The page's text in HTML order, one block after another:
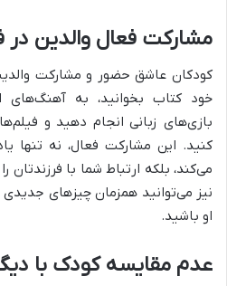
مشارکت فعال والدین در
کودکان عاشق حضور و مشارکت
خود کتاب بخوانید، به
بازی‌های زبانی انجام دهید و
کنید. این مشارکت فعال، نه تنها
می‌کند، بلکه ارتباط شما با
نیز می‌توانید همزمان چیزهای جدیدی
او باشید.
عدم مقایسه کودک با